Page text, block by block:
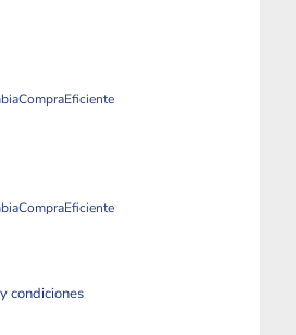
condiciones